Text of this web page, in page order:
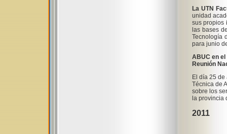
La UTN
unidad
sus propios
las bases
Tecnología
para junio
ABUC en
Reunión
El día 25
Técnica de
sobre los s
la provincia
2011